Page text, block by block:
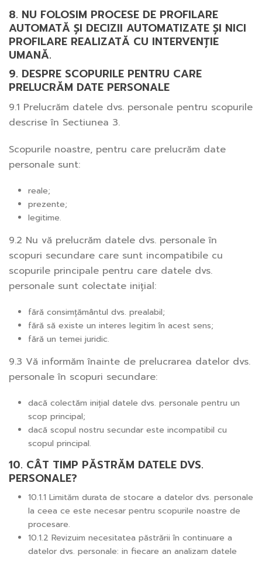
8. NU FOLOSIM PROCESE DE PROFILARE
AUTOMATĂ ȘI DECIZII AUTOMATIZATE ȘI NICI
PROFILARE REALIZATĂ CU INTERVENȚIE
UMANĂ.
9. DESPRE SCOPURILE PENTRU CARE
PRELUCRĂM DATE PERSONALE
9.1 Prelucrăm datele dvs. personale pentru scopurile
descrise în Sectiunea 3.
Scopurile noastre, pentru care prelucrăm date
personale sunt:
reale;
prezente;
legitime.
9.2 Nu vă prelucrăm datele dvs. personale în
scopuri secundare care sunt incompatibile cu
scopurile principale pentru care datele dvs.
personale sunt colectate inițial:
fără consimțământul dvs. prealabil;
fără să existe un interes legitim în acest sens;
fără un temei juridic.
9.3 Vă informăm înainte de prelucrarea datelor dvs.
personale în scopuri secundare:
dacă colectăm inițial datele dvs. personale pentru un
scop principal;
dacă scopul nostru secundar este incompatibil cu
scopul principal.
10. CÂT TIMP PĂSTRĂM DATELE DVS.
PERSONALE?
10.1.1 Limităm durata de stocare a datelor dvs. personale
la ceea ce este necesar pentru scopurile noastre de
procesare.
10.1.2 Revizuim necesitatea păstrării în continuare a
datelor dvs. personale: in fiecare an analizam datele